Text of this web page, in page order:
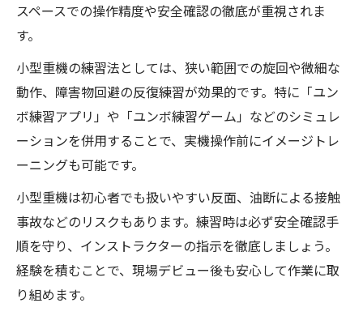
スペースでの操作精度や安全確認の徹底が重視されま
す。
小型重機の練習法としては、狭い範囲での旋回や微細な
動作、障害物回避の反復練習が効果的です。特に「ユン
ボ練習アプリ」や「ユンボ練習ゲーム」などのシミュレ
ーションを併用することで、実機操作前にイメージトレ
ーニングも可能です。
小型重機は初心者でも扱いやすい反面、油断による接触
事故などのリスクもあります。練習時は必ず安全確認手
順を守り、インストラクターの指示を徹底しましょう。
経験を積むことで、現場デビュー後も安心して作業に取
り組めます。